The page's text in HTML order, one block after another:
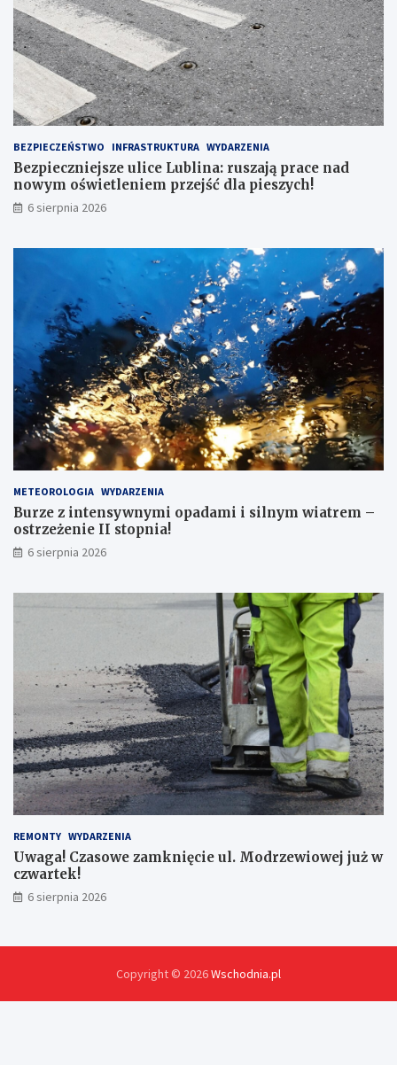
w
ą
e
r
ę
a
j
ą
p
r
c
e
n
a
d
n
o
t
e
n
e
m
r
z
e
j
d
e
z
y
c
h
!
BEZPIECZEŃSTWO INFRASTRUKTURA WYDARZENIA
Bezpieczniejsze ulice Lublina: ruszają prace nad
nowym oświetleniem przejść dla pieszych!
6 sierpnia 2026
METEOROLOGIA WYDARZENIA
Burze z intensywnymi opadami i silnym wiatrem –
ostrzeżenie II stopnia!
6 sierpnia 2026
REMONTY WYDARZENIA
Uwaga! Czasowe zamknięcie ul. Modrzewiowej już w
czwartek!
6 sierpnia 2026
Copyright © 2026Wschodnia.pl